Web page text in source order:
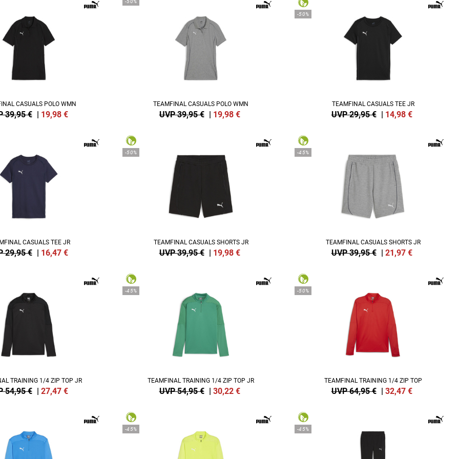
CASUALS POLO WMN
39,95 € | 19,98 €
TEAMFINAL CASUALS POLO WMN
UVP 39,95 € | 19,98 €
-50%
TEAMFINAL CASUALS TEE JR
UVP 29,95 € | 14,98 €
CASUALS TEE JR
29,95 € | 16,47 €
-50%
TEAMFINAL CASUALS SHORTS JR
UVP 39,95 € | 19,98 €
-45%
TEAMFINAL CASUALS SHORTS JR
UVP 39,95 € | 21,97 €
TRAINING 1/4 ZIP TOP JR
54,95 € | 27,47 €
-45%
TEAMFINAL TRAINING 1/4 ZIP TOP JR
UVP 54,95 € | 30,22 €
-50%
TEAMFINAL TRAINING 1/4 ZIP TOP
UVP 64,95 € | 32,47 €
-45% -45%